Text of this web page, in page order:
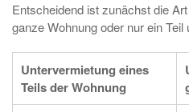
Entscheidend ist zunächst die
ganze Wohnung oder nur ein
Untervermietung eines
Teils der Wohnung